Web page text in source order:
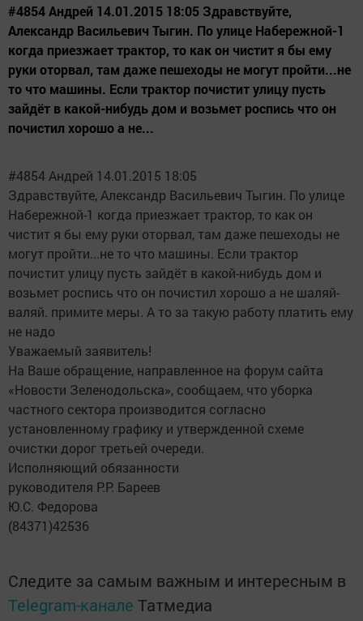
#4854 Андрей 14.01.2015 18:05 Здравствуйте,
Александр Васильевич Тыгин. По улице Набережной-1
когда приезжает трактор, то как он чистит я бы ему
руки оторвал, там даже пешеходы не могут пройти...не
то что машины. Если трактор почистит улицу пусть
зайдёт в какой-нибудь дом и возьмет роспись что он
почистил хорошо а не...
#4854 Андрей 14.01.2015 18:05
Здравствуйте, Александр Васильевич Тыгин. По улице
Набережной-1 когда приезжает трактор, то как он
чистит я бы ему руки оторвал, там даже пешеходы не
могут пройти...не то что машины. Если трактор
почистит улицу пусть зайдёт в какой-нибудь дом и
возьмет роспись что он почистил хорошо а не шаляй-
валяй. примите меры. А то за такую работу платить ему
не надо
Уважаемый заявитель!
На Ваше обращение, направленное на форум сайта
«Новости Зеленодольска», сообщаем, что уборка
частного сектора производится согласно
установленному графику и утвержденной схеме
очистки дорог третьей очереди.
Исполняющий обязанности
руководителя Р.Р. Бареев
Ю.С. Федорова
(84371)42536
Следите за самым важным и интересным в
Telegram-канале Татмедиа